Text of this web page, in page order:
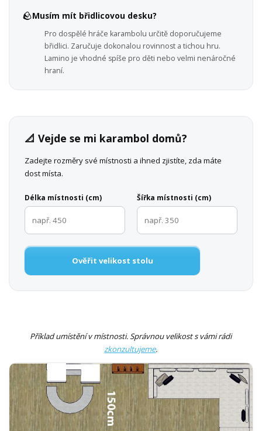
🪨Musím mít břidlicovou desku?
Pro dospělé hráče karambolu určitě doporučujeme
břidlici. Zaručuje dokonalou rovinnost a tichou hru.
Lamino je vhodné spíše pro děti nebo velmi nenáročné
hraní.
📐 Vejde se mi karambol domů?
Zadejte rozměry své místnosti a ihned zjistíte, zda máte
dost místa.
Délka místnosti (cm) Šířka místnosti (cm)
Ověřit velikost stolu
Příklad umístění v místnosti. Správnou velikost s vámi rádi
zkonzultujeme.